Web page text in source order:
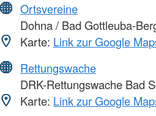
Ortsvereine
Dohna / Bad Gottleuba-
Karte: Link zur Google
Rettungswache
DRK-Rettungswache Bad
Karte: Link zur Google